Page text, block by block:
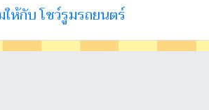
ห้กับ โชว์รูมรถยนตร์